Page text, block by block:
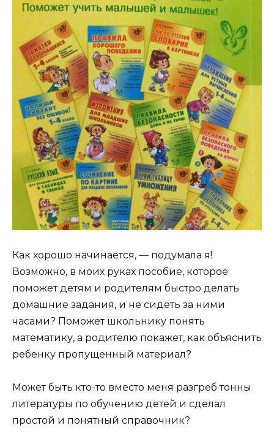
Как хорошо начинается, — подумала я!
Возможно, в моих руках пособие, которое
поможет детям и родителям быстро делать
домашние задания, и не сидеть за ними
часами? Поможет школьнику понять
математику, а родителю покажет, как объяснить
ребенку пропущенный материал?
Может быть кто-то вместо меня разгреб тонны
литературы по обучению детей и сделал
простой и понятный справочник?